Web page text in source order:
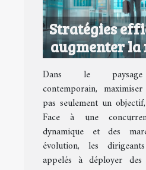
Stratégies
augmenter
de votre
Dans le paysage
contemporain,
pas seulement un
Face à une
dynamique et des
évolution, les
appelés à déployer des